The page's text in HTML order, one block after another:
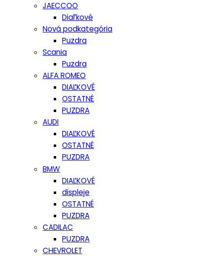
JAECCOO
Diaľkové
Nová podkategória
Puzdra
Scania
Puzdra
ALFA ROMEO
DIAĽKOVÉ
OSTATNÉ
PUZDRA
AUDI
DIAĽKOVÉ
OSTATNÉ
PUZDRA
BMW
DIAĽKOVÉ
displeje
OSTATNÉ
PUZDRA
CADILAC
PUZDRA
CHEVROLET